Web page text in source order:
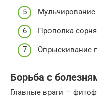
Прополка
Опрыскивание
Борьба с
Главные враги —